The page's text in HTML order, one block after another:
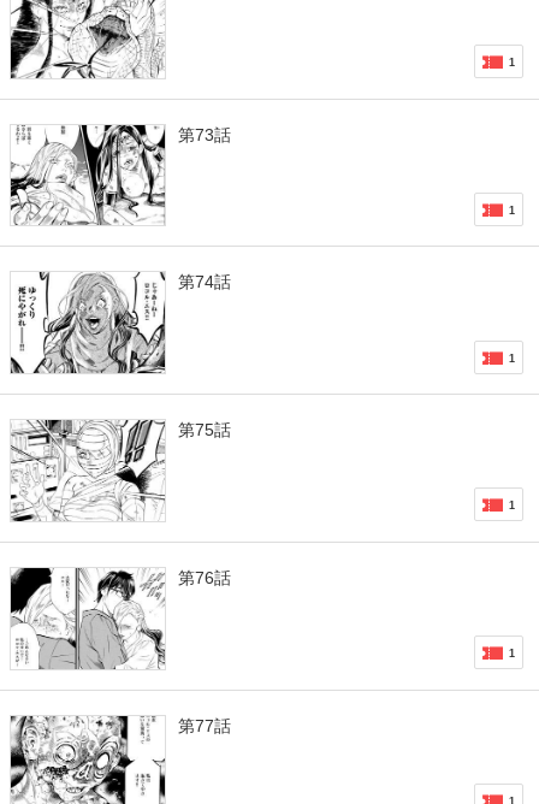
1
第73話
1
第74話
1
第75話
1
第76話
1
第77話
1